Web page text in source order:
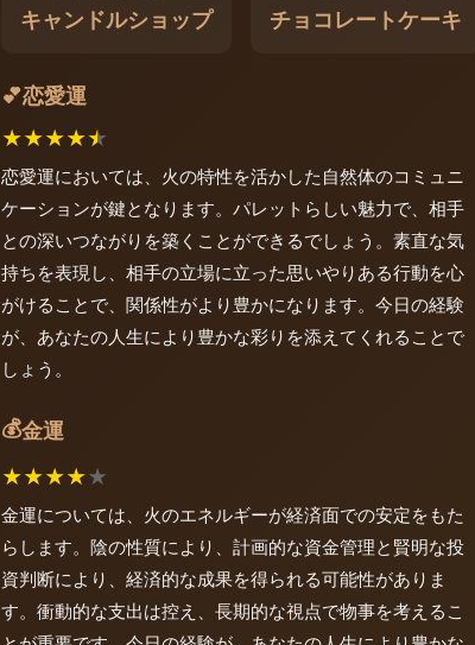
キャンドルショップ チョコレートケーキ
💕恋愛運
★★★★★
恋愛運においては、火の特性を活かした自然体のコミュニ
ケーションが鍵となります。パレットらしい魅力で、相手
との深いつながりを築くことができるでしょう。素直な気
持ちを表現し、相手の立場に立った思いやりある行動を心
がけることで、関係性がより豊かになります。今日の経験
が、あなたの人生により豊かな彩りを添えてくれることで
しょう。
💰金運
★★★★★
金運については、火のエネルギーが経済面での安定をもた
らします。陰の性質により、計画的な資金管理と賢明な投
資判断により、経済的な成果を得られる可能性がありま
す。衝動的な支出は控え、長期的な視点で物事を考えるこ